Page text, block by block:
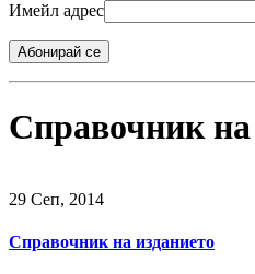
Имейл адрес
Абонирай се
Справочник на
29 Сeп, 2014
Справочник на изданието